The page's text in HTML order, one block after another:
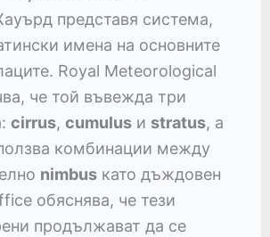
представя система,
имена на основните
Royal Meteorological
че той въвежда три
cirrus, cumulusи stratus, а
комбинации между
nimbusкато дъждовен
обяснява, че тези
продължават да се